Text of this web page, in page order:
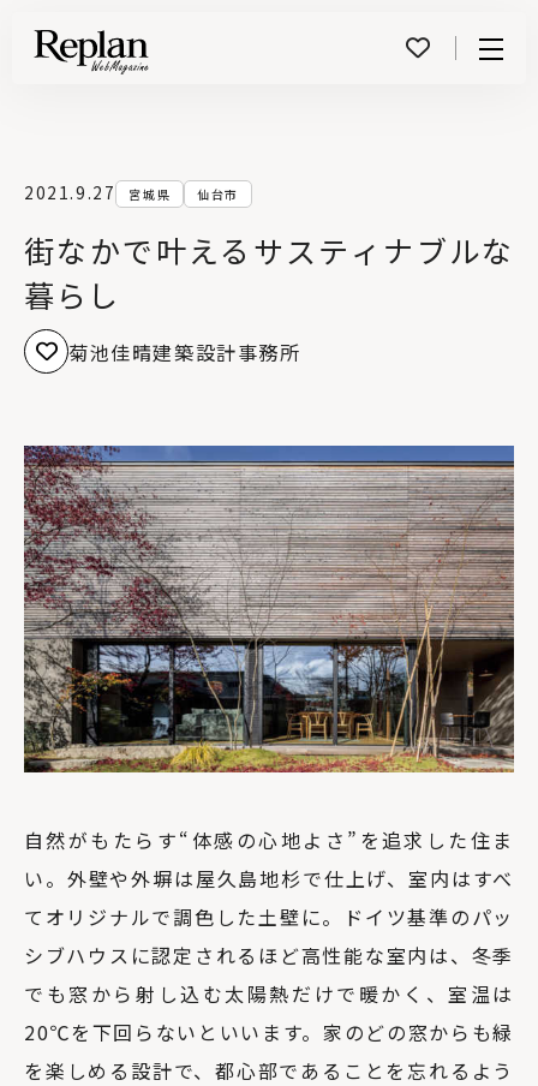
街なかで叶えるサスティナブルな
暮らし
2021.9.27 宮城県 仙台市
菊池佳晴建築設計事務所
自然がもたらす“体感の心地よさ”を追求した住ま
い。外壁や外塀は屋久島地杉で仕上げ、室内はすべ
てオリジナルで調色した土壁に。ドイツ基準のパッ
シブハウスに認定されるほど高性能な室内は、冬季
でも窓から射し込む太陽熱だけで暖かく、室温は
20℃を下回らないといいます。家のどの窓からも緑
を楽しめる設計で、都心部であることを忘れるよう